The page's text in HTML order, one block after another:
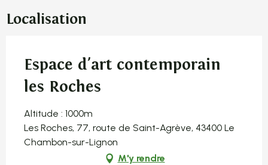
Localisation
Espace d'art contemporain
les Roches
Altitude : 1000m
Les Roches, 77, route de Saint-Agrève, 43400 Le
Chambon-sur-Lignon
M'y rendre